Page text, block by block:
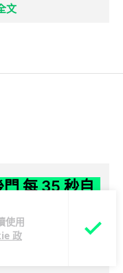
使用
政
文
每 35 秒自
家私隱堪憂
電子（Zbtlink）生產
」（無盡...